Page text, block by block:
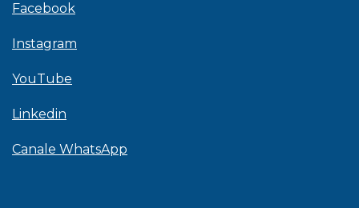
Facebook
Instagram
YouTube
Linkedin
Canale WhatsApp